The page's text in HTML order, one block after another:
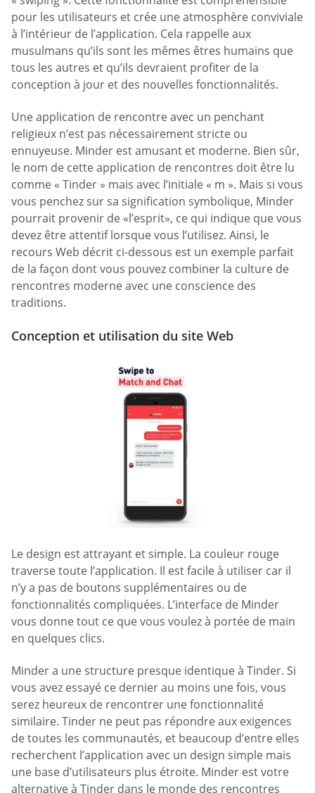
pour les utilisateurs et crée une atmosphère conviviale
à l’intérieur de l’application. Cela rappelle aux
musulmans qu’ils sont les mêmes êtres humains que
tous les autres et qu’ils devraient profiter de la
conception à jour et des nouvelles fonctionnalités.
Une application de rencontre avec un penchant
religieux n’est pas nécessairement stricte ou
ennuyeuse. Minder est amusant et moderne. Bien sûr,
le nom de cette application de rencontres doit être lu
comme « Tinder » mais avec l’initiale « m ». Mais si vous
vous penchez sur sa signification symbolique, Minder
pourrait provenir de «l’esprit», ce qui indique que vous
devez être attentif lorsque vous l’utilisez. Ainsi, le
recours Web décrit ci-dessous est un exemple parfait
de la façon dont vous pouvez combiner la culture de
rencontres moderne avec une conscience des
traditions.
Conception et utilisation du site Web
Le design est attrayant et simple. La couleur rouge
traverse toute l’application. Il est facile à utiliser car il
n’y a pas de boutons supplémentaires ou de
fonctionnalités compliquées. L’interface de Minder
vous donne tout ce que vous voulez à portée de main
en quelques clics.
Minder a une structure presque identique à Tinder. Si
vous avez essayé ce dernier au moins une fois, vous
serez heureux de rencontrer une fonctionnalité
similaire. Tinder ne peut pas répondre aux exigences
de toutes les communautés, et beaucoup d’entre elles
recherchent l’application avec un design simple mais
une base d’utilisateurs plus étroite. Minder est votre
alternative à Tinder dans le monde des rencontres